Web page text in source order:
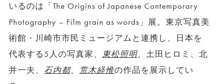
いるのは「The Origins of Japanese Contemporary
Photography – Film grain as words」展。東京写真美
術館・川崎市市民ミュージアムと連携し、日本を
代表する5人の写真家、 東松照明、土田ヒロミ、北
井一夫、 石内都、 荒木経惟の作品を展示してい